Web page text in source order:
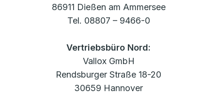
86911 Dießen am Ammersee
Tel. 08807 – 9466-0
Vertriebsbüro Nord:
Vallox GmbH
Rendsburger Straße 18-20
30659 Hannover